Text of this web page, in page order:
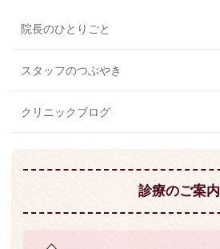
院長のひとりごと
スタッフのつぶやき
クリニックブログ
診療のご案内